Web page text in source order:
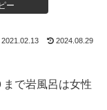
ー
2021.02.13 2024.08.29
まで岩風呂は女性